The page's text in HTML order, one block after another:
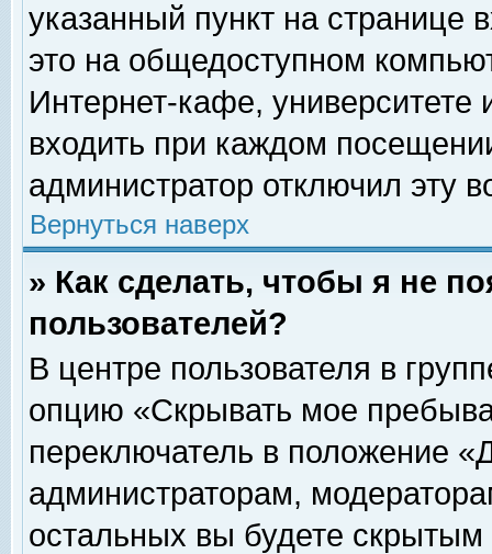
указанный пункт на
это на общедоступном
Интернет-кафе, университете
входить при каждом
администратор отключил эту
Вернуться наверх
» Как сделать, чтобы я не
пользователей?
В центре пользователя в
опцию «Скрывать мое
переключатель в положение
администраторам,
остальных вы будете скрытым